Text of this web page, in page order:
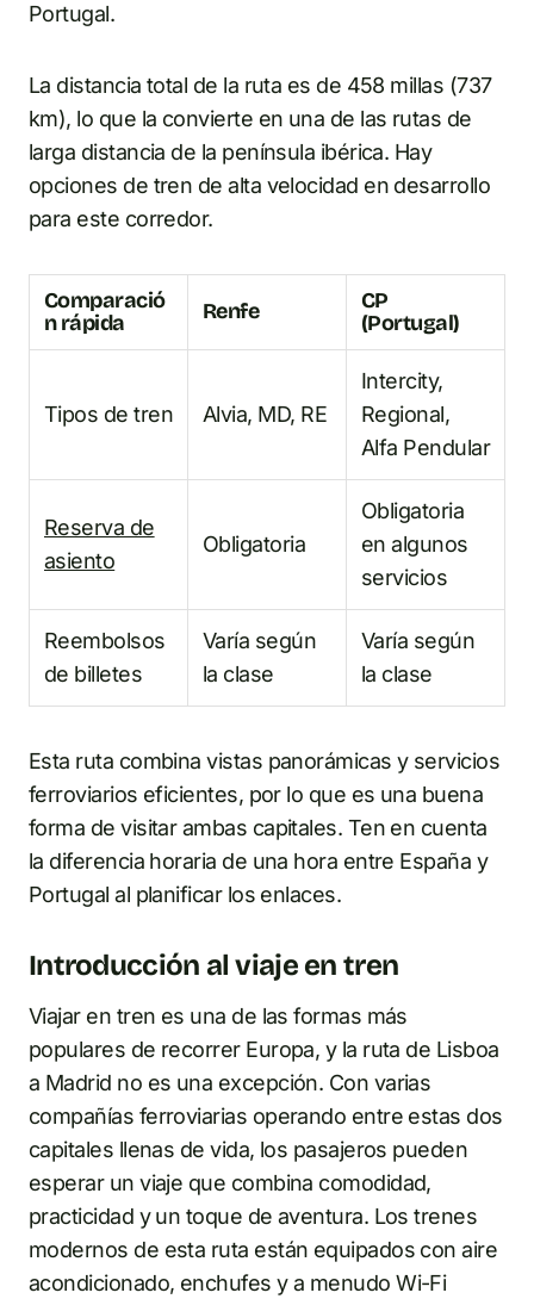
Portugal.
La distancia total de la ruta es de 458 millas (737
km), lo que la convierte en una de las rutas de
larga distancia de la península ibérica. Hay
opciones de tren de alta velocidad en desarrollo
para este corredor.
Comparació
n rápida
Renfe
CP
(Portugal)
Tipos de tren Alvia, MD, RE
Intercity,
Regional,
Alfa Pendular
Reserva de
asiento
Obligatoria
Obligatoria
en algunos
servicios
Reembolsos
de billetes
Varía según
la clase
Varía según
la clase
Esta ruta combina vistas panorámicas y servicios
ferroviarios eficientes, por lo que es una buena
forma de visitar ambas capitales. Ten en cuenta
la diferencia horaria de una hora entre España y
Portugal al planificar los enlaces.
Introducción al viaje en tren
Viajar en tren es una de las formas más
populares de recorrer Europa, y la ruta de Lisboa
a Madrid no es una excepción. Con varias
compañías ferroviarias operando entre estas dos
capitales llenas de vida, los pasajeros pueden
esperar un viaje que combina comodidad,
practicidad y un toque de aventura. Los trenes
modernos de esta ruta están equipados con aire
acondicionado, enchufes y a menudo Wi-Fi